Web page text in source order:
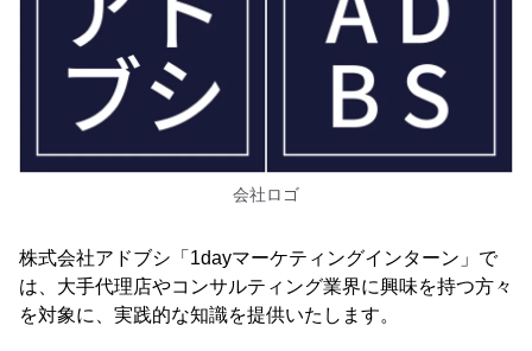
会社ロゴ
株式会社アドブシ「1dayマーケティングインターン」で
は、大手代理店やコンサルティング業界に興味を持つ方々
を対象に、実践的な知識を提供いたします。